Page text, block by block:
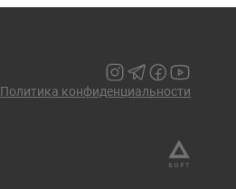
Политика конфиденциальности